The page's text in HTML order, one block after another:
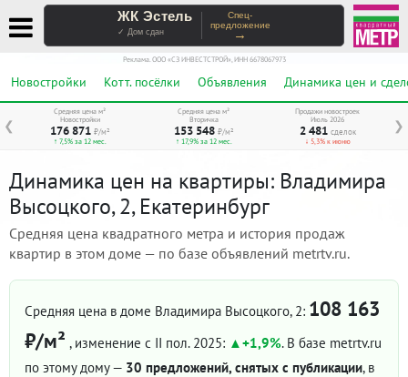
ЖК Эстель
✓ Дом сдан
Спец-
предложение
→
Реклама. ООО «СЗ ИНВЕСТСТРОЙ», ИНН 6678067973
Новостройки Котт. посёлки Объявления Динамика цен и
❮ ❯
Средняя цена м²
Новостройки
176 871 ₽/м²
↑ 7,5% за 12 мес.
Средняя цена м²
Вторичка
153 548 ₽/м²
↑ 17,9% за 12 мес.
Продажи новостроек
Июль 2026
2 481 сделок
↓ 5,3% к июню
Динамика цен на квартиры: Владимира
Высоцкого, 2, Екатеринбург
Средняя цена квадратного метра и история продаж
квартир в этом доме — по базе объявлений metrtv.ru.
Средняя цена в доме Владимира Высоцкого, 2: 108 163
₽/м² , изменение с II пол. 2025: +1,9%. В базе metrtv.ru
по этому дому — 30 предложений, снятых с публикации, в